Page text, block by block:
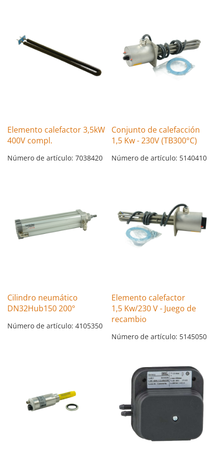
Elemento calefactor 3,5kW
400V compl.
Número de artículo: 7038420
Conjunto de calefacción
1,5 Kw - 230V (TB300°C)
Número de artículo: 5140410
Cilindro neumático
DN32Hub150 200°
Número de artículo: 4105350
Elemento calefactor
1,5 Kw/230 V - Juego de
recambio
Número de artículo: 5145050